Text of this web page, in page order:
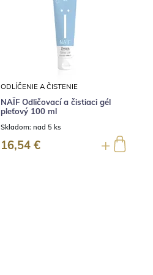
ODLÍČENIE A ČISTENIE
NAÏF Odličovací a čistiaci gél
pleťový 100 ml
Skladom: nad 5 ks
16,54 €